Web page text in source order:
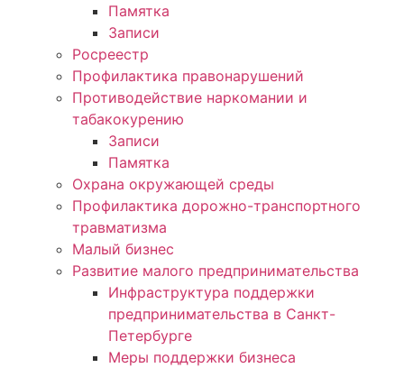
Памятка
Записи
Росреестр
Профилактика правонарушений
Противодействие наркомании и
табакокурению
Записи
Памятка
Охрана окружающей среды
Профилактика дорожно-транспортного
травматизма
Малый бизнес
Развитие малого предпринимательства
Инфраструктура поддержки
предпринимательства в Санкт-
Петербурге
Меры поддержки бизнеса